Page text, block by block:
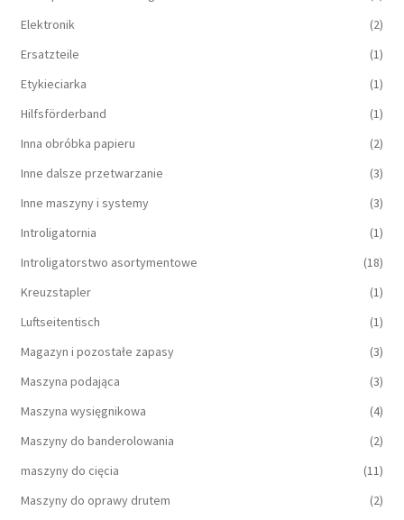
Elektronik
(2)
Ersatzteile
(1)
Etykieciarka
(1)
Hilfsförderband
(1)
Inna obróbka papieru
(2)
Inne dalsze przetwarzanie
(3)
Inne maszyny i systemy
(3)
Introligatornia
(1)
Introligatorstwo asortymentowe
(18)
Kreuzstapler
(1)
Luftseitentisch
(1)
Magazyn i pozostałe zapasy
(3)
Maszyna podająca
(3)
Maszyna wysięgnikowa
(4)
Maszyny do banderolowania
(2)
maszyny do cięcia
(11)
Maszyny do oprawy drutem
(2)